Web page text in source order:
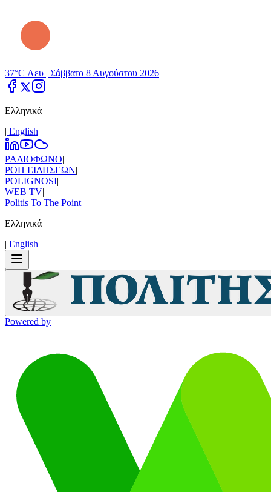
37°C Λευ | Σάββατο 8 Αυγούστου 2026
Ελληνικά
| Εnglish
ΡΑΔΙΟΦΩΝΟ|
ΡΟΗ ΕΙΔΗΣΕΩΝ|
POLIGNOSI|
WEB TV|
Politis To The Point
Ελληνικά
| Εnglish
Powered by